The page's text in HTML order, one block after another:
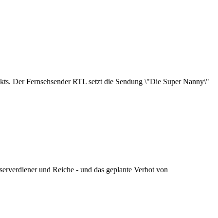
Der Fernsehsender RTL setzt die Sendung \"Die Super Nanny\"
und Reiche - und das geplante Verbot von